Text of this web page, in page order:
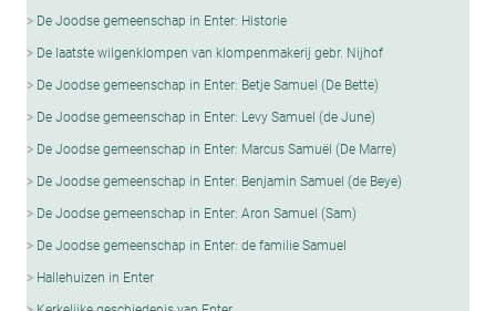
De Joodse gemeenschap in Enter: Historie
De laatste wilgenklompen van klompenmakerij gebr. Nijhof
De Joodse gemeenschap in Enter: Betje Samuel (De Bette)
De Joodse gemeenschap in Enter: Levy Samuel (de June)
De Joodse gemeenschap in Enter: Marcus Samuël (De Marre)
De Joodse gemeenschap in Enter: Benjamin Samuel (de Beye)
De Joodse gemeenschap in Enter: Aron Samuel (Sam)
De Joodse gemeenschap in Enter: de familie Samuel
Hallehuizen in Enter